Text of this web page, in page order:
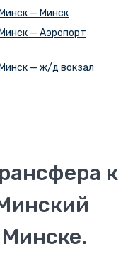
— Минск
— Аэропорт
Минск — ж/д вокзал
к